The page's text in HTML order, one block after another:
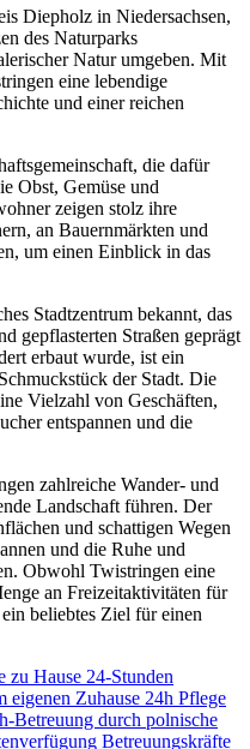
Diepholz in Niedersachsen,
des Naturparks
Natur umgeben. Mit
eine lebendige
und einer reichen
die dafür
Obst, Gemüse und
zeigen stolz ihre
an Bauernmärkten und
um einen Einblick in das
Stadtzentrum bekannt, das
gepflasterten Straßen geprägt
erbaut wurde, ist ein
der Stadt. Die
Vielzahl von Geschäften,
entspannen und die
zahlreiche Wander- und
Landschaft führen. Der
und schattigen Wegen
und die Ruhe und
Obwohl Twistringen eine
an Freizeitaktivitäten für
beliebtes Ziel für einen
zu Hause 24-Stunden
eigenen Zuhause 24h Pflege
Betreuung durch polnische
Betreuungskräfte